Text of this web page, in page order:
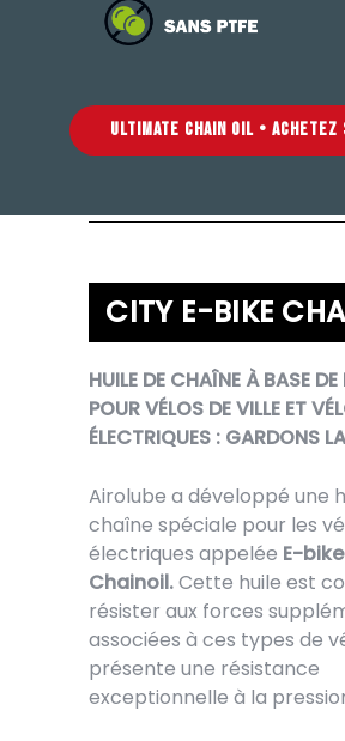
ULTIMATE CHAIN OIL • ACHETEZ
CITY E-BIKE
HUILE DE CHAÎNE À BASE DE
POUR VÉLOS DE VILLE ET
ÉLECTRIQUES : GARDONS
Airolube a développé une
chaîne spéciale pour les
électriques appelée E-
Chainoil.Cette huile est
résister aux forces
associées à ces types de
présente une résistance
exceptionnelle à la